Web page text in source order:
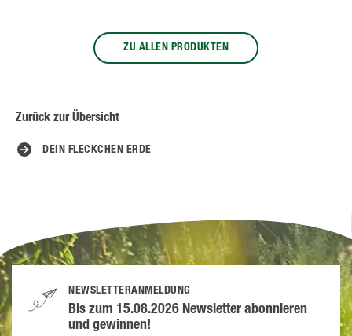
ZU ALLEN PRODUKTEN
Zurück zur Übersicht
DEIN FLECKCHEN ERDE
NEWSLETTERANMELDUNG
Bis zum 15.08.2026 Newsletter abonnieren
und gewinnen!